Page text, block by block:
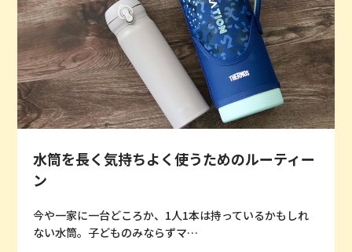
水筒を長く気持ちよく使うためのルーティー
ン
今や一家に一台どころか、1人1本は持っているかもしれ
ない水筒。子どものみならずマ…